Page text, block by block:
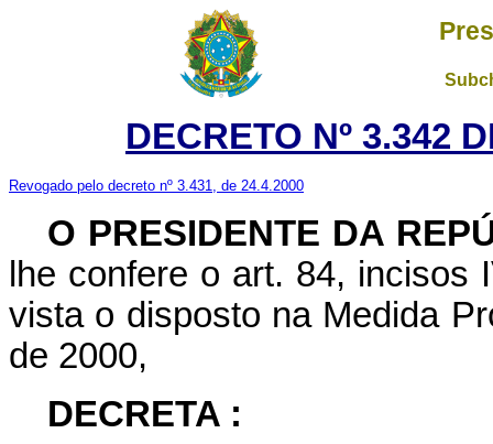
DECRETO Nº 3.342
Revogado pelo decreto nº 3.431, de 24.4.2000
O PRESIDENTE DA
lhe confere o art. 84,
vista o disposto na Medida
de 2000,
DECRETA :